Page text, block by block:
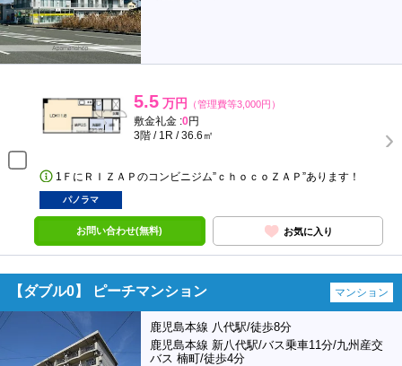
5.5 万円 （管理費等3,000円）
敷金礼金 :0円
3階 / 1R / 36.6㎡
1ＦにＲＩＺＡＰのコンビニジム”ｃｈｏｃｏＺＡＰ”あります！
パノラマ
お問い合わせ(無料) お気に入り
【ダブル0】 ピーチマンション マンション
鹿児島本線 八代駅/徒歩8分
鹿児島本線 新八代駅/バス乗車11分/九州産交
バス 楠町/徒歩4分